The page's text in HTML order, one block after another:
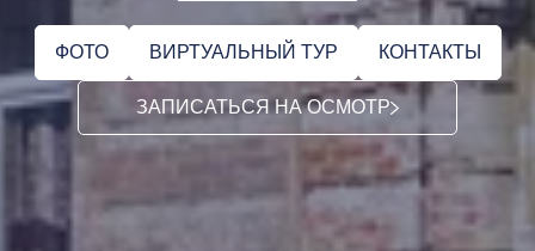
ФОТО ВИРТУАЛЬНЫЙ ТУР
КОНТАКТЫ
ЗАПИСАТЬСЯ НА ОСМОТР